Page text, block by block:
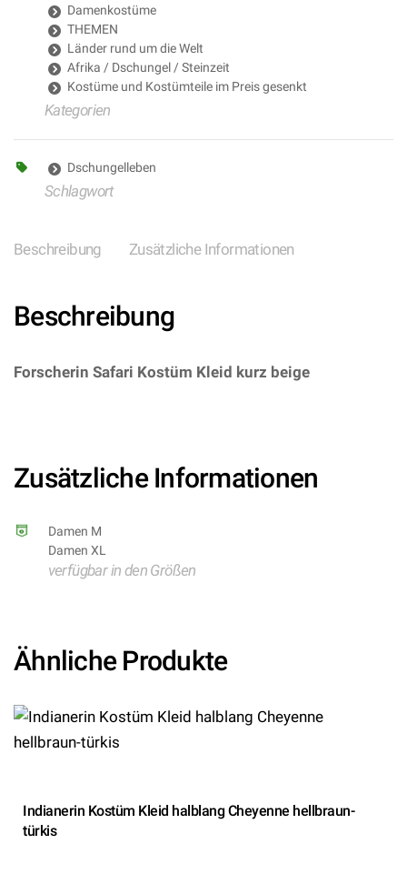
Damenkostüme
THEMEN
Länder rund um die Welt
Afrika / Dschungel / Steinzeit
Kostüme und Kostümteile im Preis gesenkt
Kategorien
Dschungelleben
Schlagwort
Beschreibung Zusätzliche Informationen
Beschreibung
Forscherin Safari Kostüm Kleid kurz beige
Zusätzliche Informationen
Damen M
Damen XL
verfügbar in den Größen
Ähnliche Produkte
Indianerin Kostüm Kleid halblang Cheyenne hellbraun-
türkis